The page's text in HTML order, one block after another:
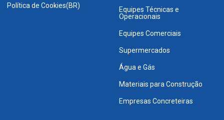
Política de Cookies(BR)
Equipes Técnicas e
Operacionais
Equipes Comerciais
Supermercados
Água e Gás
Materiais para Construção
Empresas Concreteiras